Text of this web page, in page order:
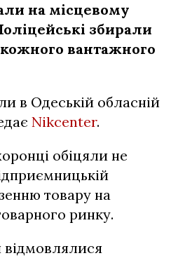
на місцевому
збирали
вантажного
в Одеській обласній
Nikcenter.
обіцяли не
товару на
ринку.